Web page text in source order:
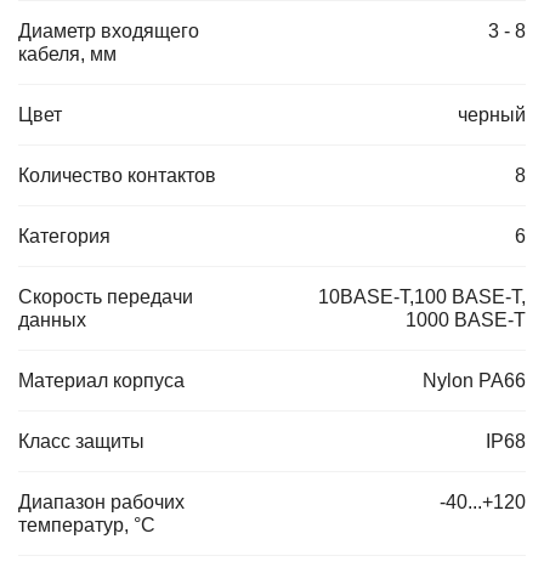
Диаметр входящего
кабеля, мм
3 - 8
Цвет черный
Количество контактов 8
Категория 6
Скорость передачи
данных
10BASE-T,100 BASE-T,
1000 BASE-T
Материал корпуса Nylon PA66
Класс защиты IP68
Диапазон рабочих
температур, °C
-40...+120